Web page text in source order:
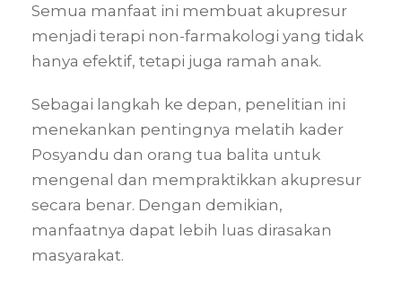
Semua manfaat ini membuat akupresur
menjadi terapi non-farmakologi yang tidak
hanya efektif, tetapi juga ramah anak.
Sebagai langkah ke depan, penelitian ini
menekankan pentingnya melatih kader
Posyandu dan orang tua balita untuk
mengenal dan mempraktikkan akupresur
secara benar. Dengan demikian,
manfaatnya dapat lebih luas dirasakan
masyarakat.